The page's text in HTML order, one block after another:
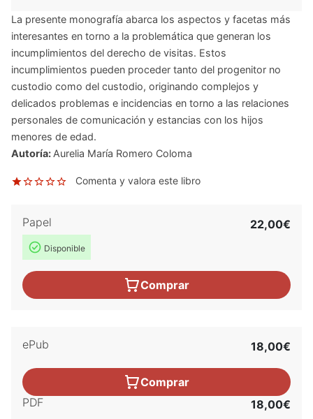
La presente monografía abarca los aspectos y facetas más
interesantes en torno a la problemática que generan los
incumplimientos del derecho de visitas. Estos
incumplimientos pueden proceder tanto del progenitor no
custodio como del custodio, originando complejos y
delicados problemas e incidencias en torno a las relaciones
personales de comunicación y estancias con los hijos
menores de edad.
Autoría: Aurelia María Romero Coloma
Comenta y valora este libro
Papel
Disponible
22,00€
Comprar
ePub 18,00€
Comprar
PDF
18,00€